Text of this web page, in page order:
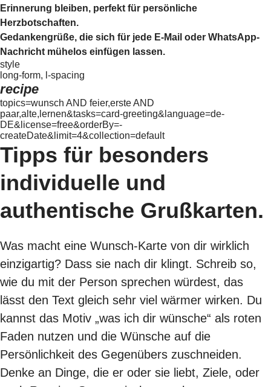
Erinnerung bleiben, perfekt für persönliche
Herzbotschaften.
Gedankengrüße, die sich für jede E-Mail oder WhatsApp-
Nachricht mühelos einfügen lassen.
style
long-form, l-spacing
recipe
topics=wunsch AND feier,erste AND
paar,alte,lernen&tasks=card-greeting&language=de-
DE&license=free&orderBy=-
createDate&limit=4&collection=default
Tipps für besonders
individuelle und
authentische Grußkarten.
Was macht eine Wunsch-Karte von dir wirklich
einzigartig? Dass sie nach dir klingt. Schreib so,
wie du mit der Person sprechen würdest, das
lässt den Text gleich sehr viel wärmer wirken. Du
kannst das Motiv „was ich dir wünsche“ als roten
Faden nutzen und die Wünsche auf die
Persönlichkeit des Gegenübers zuschneiden.
Denke an Dinge, die er oder sie liebt, Ziele, oder